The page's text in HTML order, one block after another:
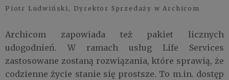
Piotr Ludwiński, Dyrektor Sprzedaży w Archicom
Archicom zapowiada też pakiet licznych
udogodnień. W ramach usług Life Services
zastosowane zostaną rozwiązania, które sprawią, że
codzienne życie stanie się prostsze. To m.in. dostęp